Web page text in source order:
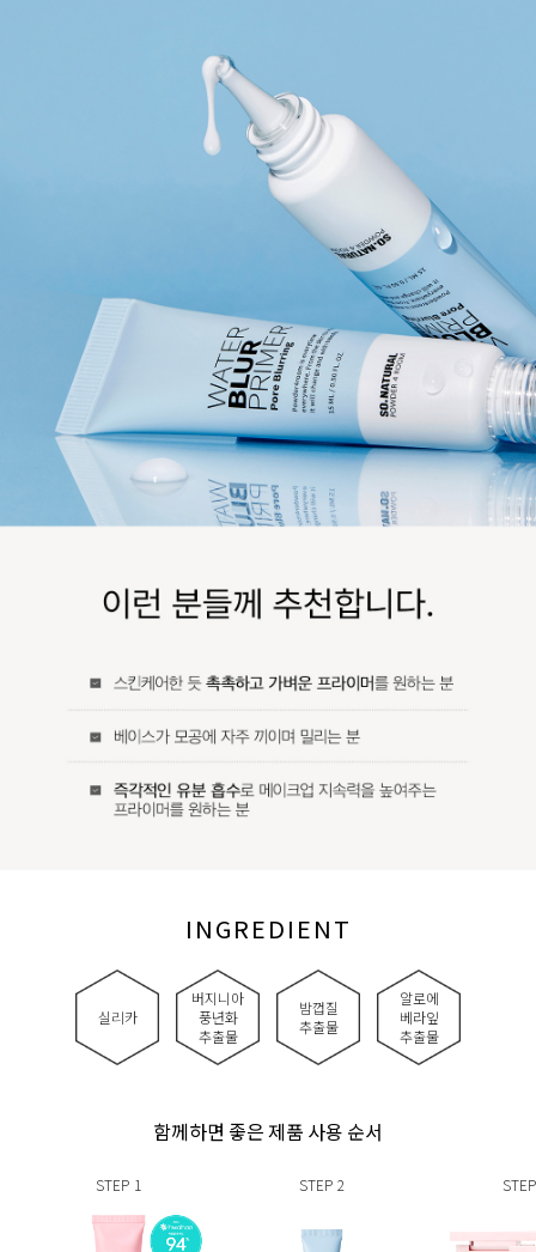
INGREDIENT
실리카
버지니아
풍년화
추출물
밤껍질
추출물
알로에
베라잎
추출물
함께하면 좋은 제품 사용 순서
STEP 1 STEP 2 STEP